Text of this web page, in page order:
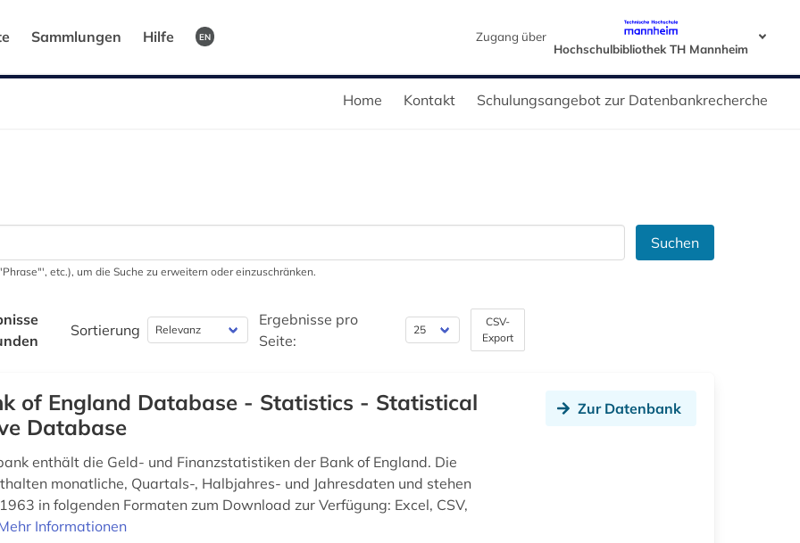
Sammlungen Hilfe EN
Zugang über
Hochschulbibliothek TH Mannheim
Home Kontakt Schulungsangebot zur Datenbankrecherche
Suchen
etc.), um die Suche zu erweitern oder einzuschränken.
Sortierung
Ergebnisse pro
Seite:
CSV-
Export
of England Database - Statistics - Statistical
Database
enthält die Geld- und Finanzstatistiken der Bank of England. Die
monatliche, Quartals-, Halbjahres- und Jahresdaten und stehen
in folgenden Formaten zum Download zur Verfügung: Excel, CSV,
Informationen
Zur Datenbank